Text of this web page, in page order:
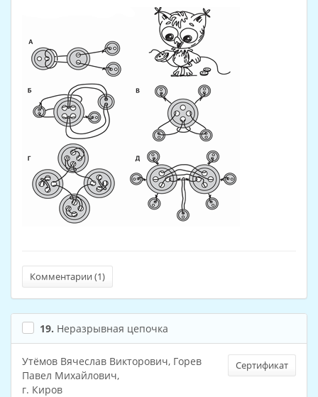
Комментарии (1)
19. Неразрывная цепочка
Сертификат
Утёмов Вячеслав Викторович, Горев
Павел Михайлович,
г. Киров